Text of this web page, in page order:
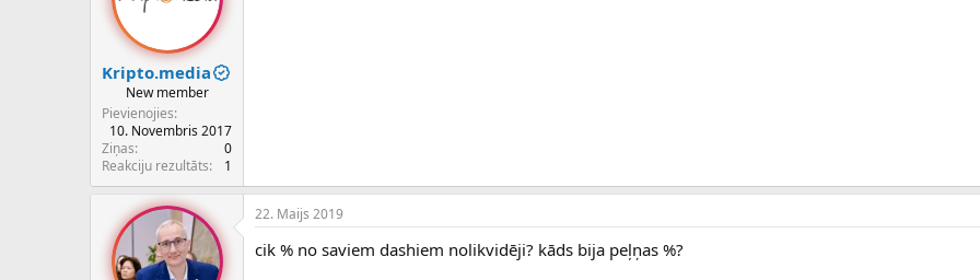
Kripto.media
New member
Pievienojies
10. Novembris 2017
Ziņas
0
Reakciju rezultāts
1
22. Maijs 2019
cik % no saviem dashiem nolikvidēji? kāds bija peļņas %?